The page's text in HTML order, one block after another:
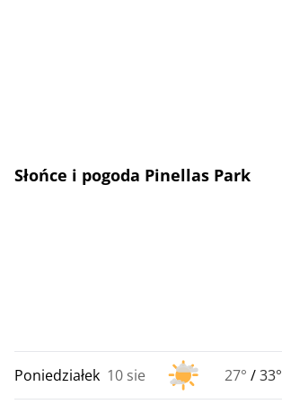
Słońce i pogoda Pinellas Park
Poniedziałek 10 sie 27° /33°